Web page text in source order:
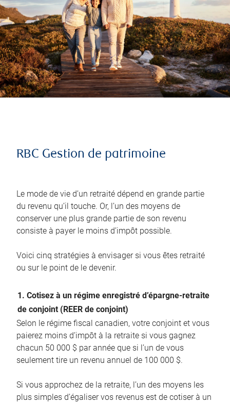
RBC Gestion de patrimoine
Le mode de vie d’un retraité dépend en grande partie
du revenu qu’il touche. Or, l’un des moyens de
conserver une plus grande partie de son revenu
consiste à payer le moins d’impôt possible.
Voici cinq stratégies à envisager si vous êtes retraité
ou sur le point de le devenir.
1. Cotisez à un régime enregistré d’épargne-retraite
de conjoint (REER de conjoint)
Selon le régime fiscal canadien, votre conjoint et vous
paierez moins d’impôt à la retraite si vous gagnez
chacun 50 000 $ par année que si l’un de vous
seulement tire un revenu annuel de 100 000 $.
Si vous approchez de la retraite, l’un des moyens les
plus simples d’égaliser vos revenus est de cotiser à un